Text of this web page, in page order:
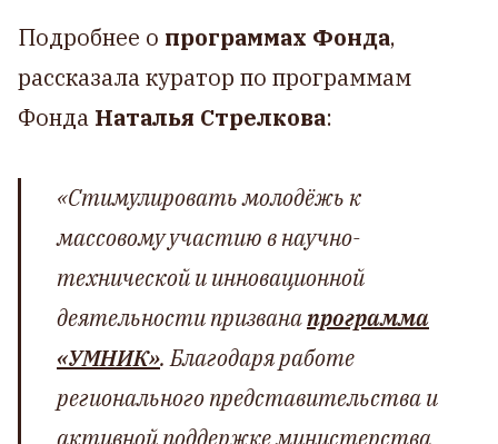
Подробнее о программах Фонда,
рассказала куратор по программам
Фонда Наталья Стрелкова:
«Стимулировать молодёжь к
массовому участию в научно-
технической и инновационной
деятельности призванапрограмма
«УМНИК». Благодаря работе
регионального представительства и
активной поддержке министерства